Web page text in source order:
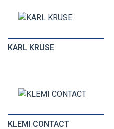
KARL KRUSE
KLEMI CONTACT